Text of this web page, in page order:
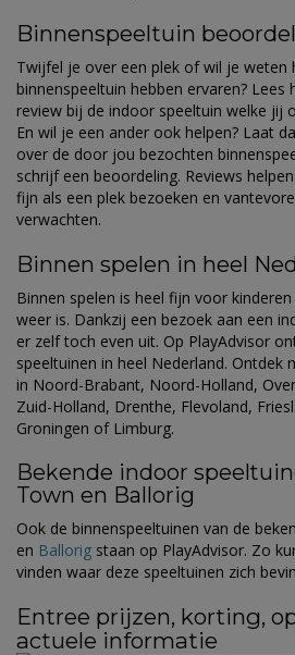
Binnenspeeltuin
Twijfel je over een plek of wil je weten
binnenspeeltuin hebben ervaren?
review bij de indoor speeltuin welke jij
En wil je een ander ook helpen? Laat
over de door jou bezochten
schrijf een beoordeling. Reviews
fijn als een plek bezoeken en
verwachten.
Binnen spelen in heel
Binnen spelen is heel fijn voor
weer is. Dankzij een bezoek aan een
er zelf toch even uit. Op PlayAdvisor
speeltuinen in heel Nederland. Ontdek
in Noord-Brabant, Noord-Holland,
Zuid-Holland, Drenthe, Flevoland,
Groningen of Limburg.
Bekende indoor
Town en Ballorig
Ook de binnenspeeltuinen van de
en Ballorig staan op PlayAdvisor. Zo
vinden waar deze speeltuinen zich
Entree prijzen, korting,
actuele informatie